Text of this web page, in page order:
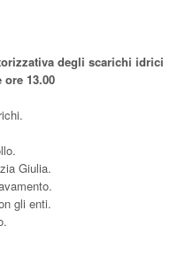
degli scarichi idrici
ore 13.00
Giulia.
gli enti.